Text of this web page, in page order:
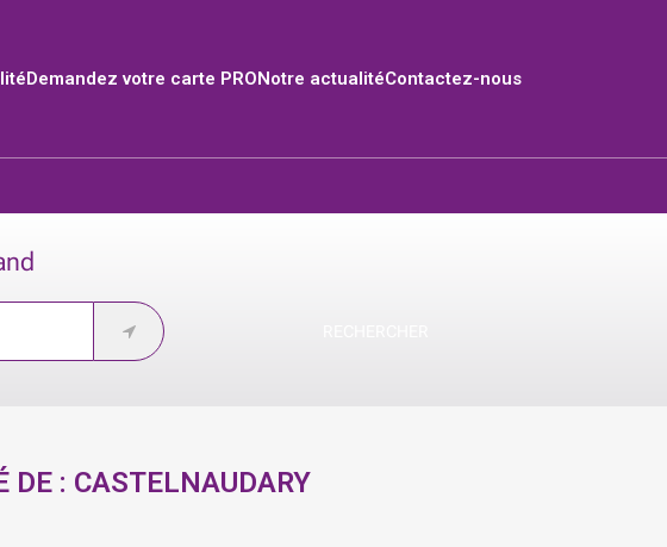
Demandez votre carte PRONotre actualitéContactez-nous
DE : CASTELNAUDARY